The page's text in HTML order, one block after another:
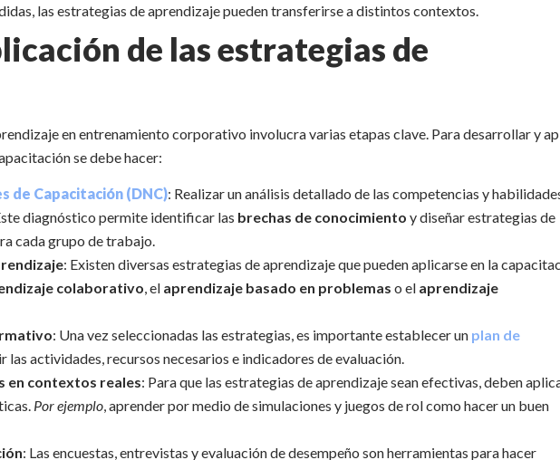
las estrategias de aprendizaje pueden transferirse a distintos contextos.
de las estrategias de
en entrenamiento corporativo involucra varias etapas clave. Para desarrollar y
se debe hacer:
de Capacitación (DNC): Realizar un análisis detallado de las competencias y
diagnóstico permite identificar las brechas de conocimiento y diseñar estrategias de
cada grupo de trabajo.
: Existen diversas estrategias de aprendizaje que pueden aplicarse en la
colaborativo, el aprendizaje basado en problemas o el aprendizaje
: Una vez seleccionadas las estrategias, es importante establecer un plan de
las actividades, recursos necesarios e indicadores de evaluación.
en contextos reales: Para que las estrategias de aprendizaje sean efectivas, deben
Por ejemplo, aprender por medio de simulaciones y juegos de rol como hacer un buen
: Las encuestas, entrevistas y evaluación de desempeño son herramientas para hacer